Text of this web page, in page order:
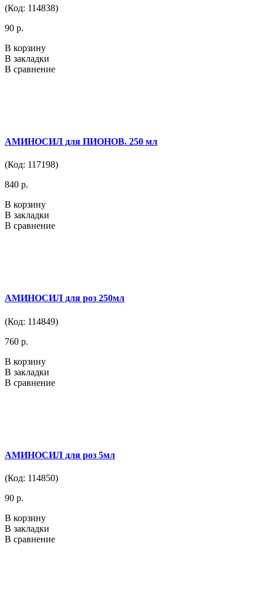
(Код: 114838)
90 р.
В корзину
В закладки
В сравнение
АМИНОСИЛ для ПИОНОВ. 250 мл
(Код: 117198)
840 р.
В корзину
В закладки
В сравнение
АМИНОСИЛ для роз 250мл
(Код: 114849)
760 р.
В корзину
В закладки
В сравнение
АМИНОСИЛ для роз 5мл
(Код: 114850)
90 р.
В корзину
В закладки
В сравнение